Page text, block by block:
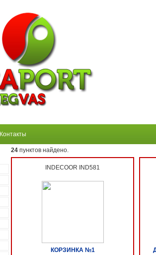
Контакты
24 пунктов найдено.
INDECOOR IND581
КОРЗИНКА №1